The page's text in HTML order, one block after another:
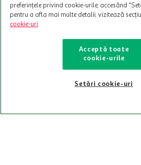
Contacteaza-
021-9141
Contact
Cine suntem
preferințele privind cookie-urile, accesând
pentru a afla mai multe detalii, vizitează
cookie-uri
Acceptă toate
cookie-urile
Setări cookie-uri